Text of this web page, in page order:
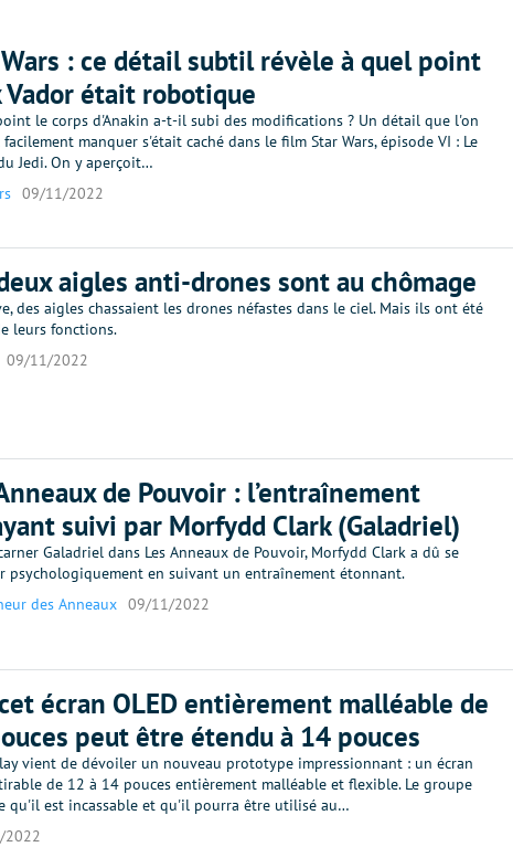
: ce détail subtil révèle à quel point
Vador était robotique
le corps d'Anakin a-t-il subi des modifications ? Un détail que l'on
manquer s'était caché dans le film Star Wars, épisode VI : Le
Jedi. On y aperçoit…
09/11/2022
aigles anti-drones sont au chômage
des aigles chassaient les drones néfastes dans le ciel. Mais ils ont été
leurs fonctions.
09/11/2022
de Pouvoir : l’entraînement
suivi par Morfydd Clark (Galadriel)
Galadriel dans Les Anneaux de Pouvoir, Morfydd Clark a dû se
psychologiquement en suivant un entraînement étonnant.
des Anneaux 09/11/2022
écran OLED entièrement malléable de
peut être étendu à 14 pouces
vient de dévoiler un nouveau prototype impressionnant : un écran
de 12 à 14 pouces entièrement malléable et flexible. Le groupe
qu'il est incassable et qu'il pourra être utilisé au…
2022